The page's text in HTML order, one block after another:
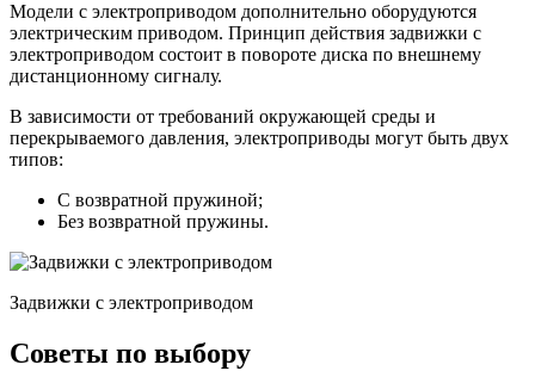
Модели с электроприводом дополнительно оборудуются
электрическим приводом. Принцип действия задвижки с
электроприводом состоит в повороте диска по внешнему
дистанционному сигналу.
В зависимости от требований окружающей среды и
перекрываемого давления, электроприводы могут быть двух
типов:
С возвратной пружиной;
Без возвратной пружины.
Задвижки с электроприводом
Советы по выбору